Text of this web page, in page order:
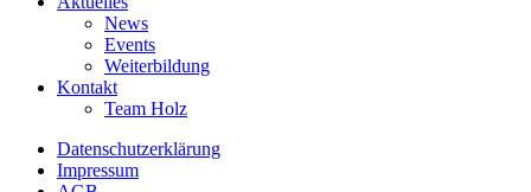
News
Events
Weiterbildung
Kontakt
Team Holz
Datenschutzerklärung
Impressum